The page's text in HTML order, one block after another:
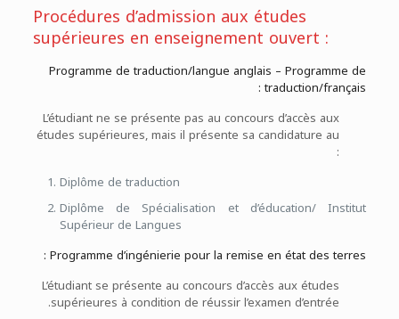
Procédures d’admission aux études
supérieures en enseignement ouvert :
Programme de traduction/langue anglais – Programme de
traduction/français :
L’étudiant ne se présente pas au concours d’accès aux
études supérieures, mais il présente sa candidature au
:
Diplôme de traduction
Diplôme de Spécialisation et d’éducation/ Institut
Supérieur de Langues
Programme d’ingénierie pour la remise en état des terres :
L’étudiant se présente au concours d’accès aux études
supérieures à condition de réussir l’examen d’entrée.